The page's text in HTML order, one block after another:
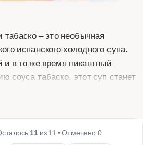
табаско – это необычная
испанского холодного супа.
в то же время пикантный
соуса табаско, этот суп станет
сладость и тропический
– свежими томатами,
11из 11 • Отмечено 0